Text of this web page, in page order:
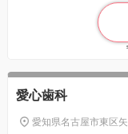
愛心歯科
愛知県名古屋市東区